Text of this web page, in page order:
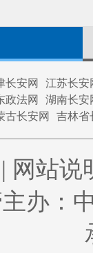
长安网
江苏长安
政法网
湖南长安
古长安网 吉林省
| 网站说
办：